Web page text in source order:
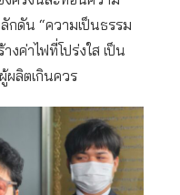
กดัน “ความเป็นธรรม
ค่าไฟที่โปร่งใส เป็น
ผลิตเกินควร